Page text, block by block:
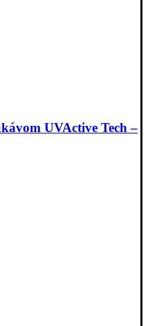
UVActive Tech –